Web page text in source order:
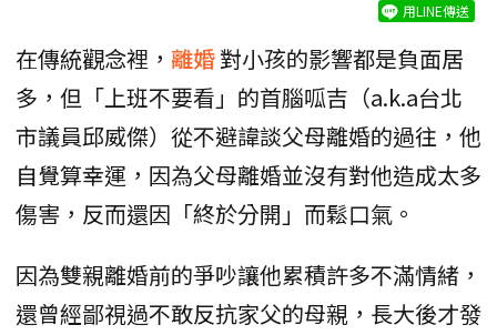
用LINE傳送
在傳統觀念裡， 離婚對小孩的影響都是負面居
多，但「上班不要看」的首腦呱吉（a.k.a台北
市議員邱威傑）從不避諱談父母離婚的過往，他
自覺算幸運，因為父母離婚並沒有對他造成太多
傷害，反而還因「終於分開」而鬆口氣。
因為雙親離婚前的爭吵讓他累積許多不滿情緒，
還曾經鄙視過不敢反抗家父的母親，長大後才發